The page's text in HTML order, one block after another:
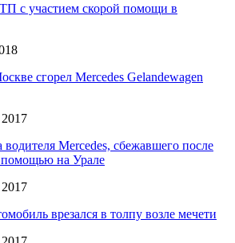
с участием скорой помощи в
сгорел Mercedes Gelandewagen
Mercedes, сбежавшего после
на Урале
врезался в толпу возле мечети